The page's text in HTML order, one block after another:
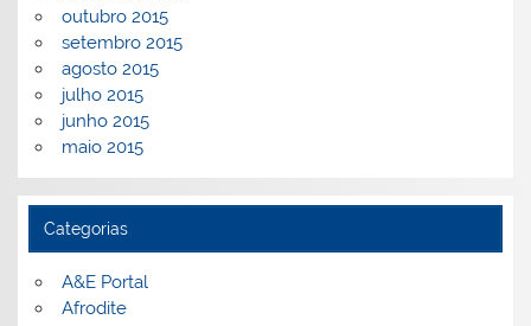
outubro 2015
setembro 2015
agosto 2015
julho 2015
junho 2015
maio 2015
Categorias
A&E Portal
Afrodite